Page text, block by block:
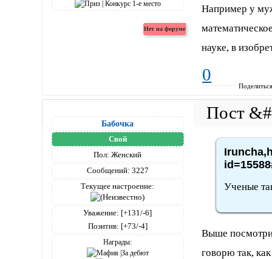
Например у
науке, в
0
Бабочка
Свой
Пол: Женский
Сообщений: 3227
Текущее настроение:
Уважение: [+131/-6]
Позитив: [+73/-4]
Награды:
Ученые
Выше
говорю так,